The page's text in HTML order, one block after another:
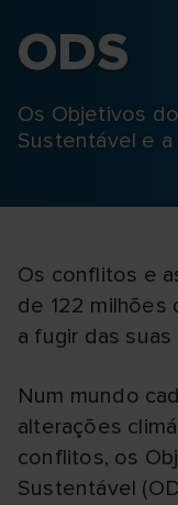
ODS
Os Objetivos
Sustentável e
Os conflitos e
de 122
a fugir das suas
Num mundo
alterações
conflitos, os
Sustentável